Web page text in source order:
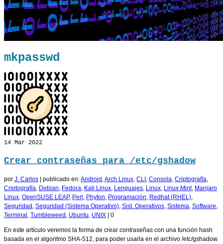
mkpasswd
14 Mar 2022
Crear contraseñas para /etc/gshadow
por J. Carlos publicado en:Android ,Arch Linux, CLI , Consola, Criptografía,
Criptografía, Debian, Fedora, Kali Linux, Lenguajes, Linux, Linux Mint, Manjaro
Linux, OpenSUSE LEAP, Perl , Phyton, Programación, Redhat (RHEL),
Seguridad , Seguridad (Sistema Operativo), Sist. Operativos, Sistema, Software,
Terminal , Tumbleweed , Ubuntu, UNIX 0
En este artículo veremos la forma de crear contraseñas con una función hash
basada en el algoritmo SHA-512, para poder usarla en el archivo /etc/gshadow.